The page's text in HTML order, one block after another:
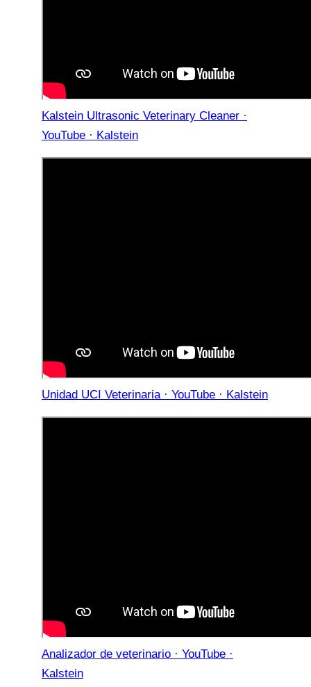
Kalstein Ultrasonic Veterinary Cleaner ·
YouTube · Kalstein
Unidad UCI Veterinaria · YouTube · Kalstein
Analizador de veterinario · YouTube ·
Kalstein